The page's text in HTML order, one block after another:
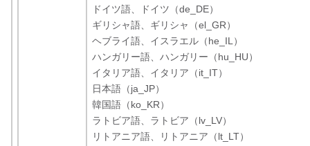
ドイツ語、ドイツ（de_DE）
ギリシャ語、ギリシャ（el_GR）
ヘブライ語、イスラエル（he_IL）
ハンガリー語、ハンガリー（hu_HU）
イタリア語、イタリア（it_IT）
日本語（ja_JP）
韓国語（ko_KR）
ラトビア語、ラトビア（lv_LV）
リトアニア語、リトアニア（lt_LT）